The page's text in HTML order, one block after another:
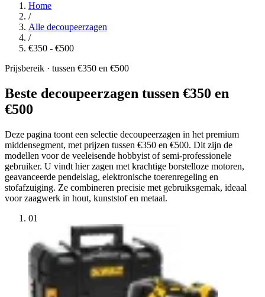
Home
/
Alle decoupeerzagen
/
€350 - €500
Prijsbereik · tussen €350 en €500
Beste decoupeerzagen tussen €350 en
€500
Deze pagina toont een selectie decoupeerzagen in het premium
middensegment, met prijzen tussen €350 en €500. Dit zijn de
modellen voor de veeleisende hobbyist of semi-professionele
gebruiker. U vindt hier zagen met krachtige borstelloze motoren,
geavanceerde pendelslag, elektronische toerenregeling en
stofafzuiging. Ze combineren precisie met gebruiksgemak, ideaal
voor zaagwerk in hout, kunststof en metaal.
01